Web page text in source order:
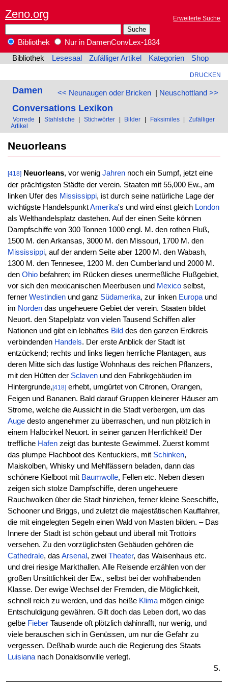
Zeno.org Erweiterte Suche
Bibliothek
Nur in DamenConvLex-1834
Bibliothek
Lesesaal Zufälliger Artikel Kategorien Shop
DRUCKEN
<< Neunaugen oder Bricken| Neuschottland >>
Damen
Conversations Lexikon
Vorrede | Stahlstiche | Stichwörter | Bilder | Faksimiles |
Zufälliger
Artikel
Neuorleans
[418] Neuorleans, vor wenig Jahrennoch ein Sumpf, jetzt eine
der prächtigsten Städte der verein. Staaten mit 55,000 Ew., am
linken Ufer des Mississippi, ist durch seine natürliche Lage der
wichtigste HandelspunktAmerika's und wird einst gleich London
als Welthandelsplatz dastehen. Auf der einen Seite können
Dampfschiffe von 300 Tonnen 1000 engl. M. den rothen Fluß,
1500 M. den Arkansas, 3000 M. den Missouri, 1700 M. den
Mississippi, auf der andern Seite aber 1200 M. den Wabash,
1300 M. den Tennesee, 1200 M. den Cumberland und 2000 M.
den Ohiobefahren; im Rücken dieses unermeßliche Flußgebiet,
vor sich den mexicanischen Meerbusen und Mexicoselbst,
ferner Westindienund ganz Südamerika, zur linken Europaund
im Nordendas ungeheuere Gebiet der verein. Staaten bildet
Neuort. den Stapelplatz von vielen Tausend Schiffen aller
Nationen und gibt ein lebhaftes Bild des den ganzen Erdkreis
verbindenden Handels. Der erste Anblick der Stadt ist
entzückend; rechts und links liegen herrliche Plantagen, aus
deren Mitte sich das lustige Wohnhaus des reichen Pflanzers,
mit den Hütten der Sclavenund den Fabrikgebäuden im
Hintergrunde, [418]erhebt, umgürtet von Citronen, Orangen,
Feigen und Bananen. Bald darauf Gruppen kleinerer Häuser am
Strome, welche die Aussicht in die Stadt verbergen, um das
Augedesto angenehmer zu überraschen, und nun plötzlich in
einem Halbcirkel Neuort. in seiner ganzen Herrlichkeit! Der
treffliche Hafenzeigt das bunteste Gewimmel. Zuerst kommt
das plumpe Flachboot des Kentuckiers, mit Schinken,
Maiskolben, Whisky und Mehlfässern beladen, dann das
schönere Kielboot mit Baumwolle, Fellen etc. Neben diesen
zeigen sich stolze Dampfschiffe, deren ungeheuere
Rauchwolken über die Stadt hinziehen, ferner kleine Seeschiffe,
Schooner und Briggs, und zuletzt die majestätischen Kauffahrer,
die mit eingelegten Segeln einen Wald von Masten bilden. – Das
Innere der Stadt ist schön gebaut und überall mit Trottoirs
versehen. Zu den vorzüglichsten Gebäuden gehören die
Cathedrale, das Arsenal , zwei Theater, das Waisenhaus etc.
und drei riesige Markthallen. Alle Reisende erzählen von der
großen Unsittlichkeit der Ew., selbst bei der wohlhabenden
Klasse. Der ewige Wechsel der Fremden, die Möglichkeit,
schnell reich zu werden, und das heiße Klimamögen einige
Entschuldigung gewähren. Gilt doch das Leben dort, wo das
gelbe FieberTausende oft plötzlich dahinrafft, nur wenig, und
viele berauschen sich in Genüssen, um nur die Gefahr zu
vergessen. Deßhalb wurde auch die Regierung des Staats
Luisiananach Donaldsonville verlegt.
S.